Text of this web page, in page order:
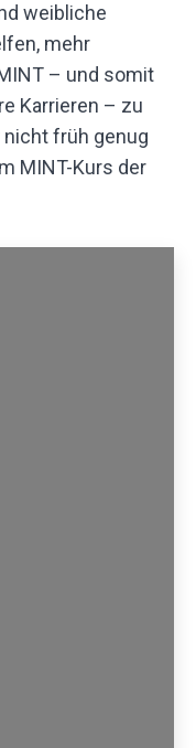
weibliche
mehr
– und somit
Karrieren – zu
nicht früh genug
MINT-Kurs der